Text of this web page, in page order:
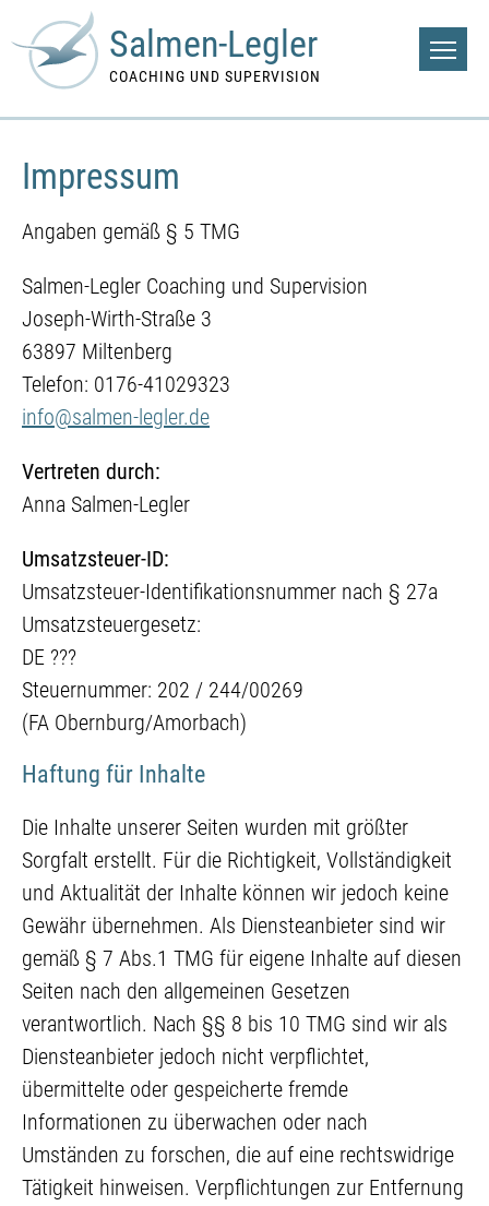
Salmen-Legler
COACHING UND SUPERVISION
Impressum
Angaben gemäß § 5 TMG
Salmen-Legler Coaching und Supervision
Joseph-Wirth-Straße 3
63897 Miltenberg
Telefon: 0176-41029323
info@salmen-legler.de
Vertreten durch:
Anna Salmen-Legler
Umsatzsteuer-ID:
Umsatzsteuer-Identifikationsnummer nach § 27a
Umsatzsteuergesetz:
DE ???
Steuernummer: 202 / 244/00269
(FA Obernburg/Amorbach)
Haftung für Inhalte
Die Inhalte unserer Seiten wurden mit größter
Sorgfalt erstellt. Für die Richtigkeit, Vollständigkeit
und Aktualität der Inhalte können wir jedoch keine
Gewähr übernehmen. Als Diensteanbieter sind wir
gemäß § 7 Abs.1 TMG für eigene Inhalte auf diesen
Seiten nach den allgemeinen Gesetzen
verantwortlich. Nach §§ 8 bis 10 TMG sind wir als
Diensteanbieter jedoch nicht verpflichtet,
übermittelte oder gespeicherte fremde
Informationen zu überwachen oder nach
Umständen zu forschen, die auf eine rechtswidrige
Tätigkeit hinweisen. Verpflichtungen zur Entfernung